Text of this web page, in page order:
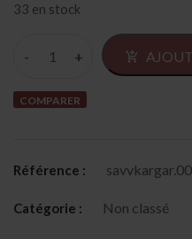
33 en stock
COMPARER
Référence :
Catégorie : Non classé